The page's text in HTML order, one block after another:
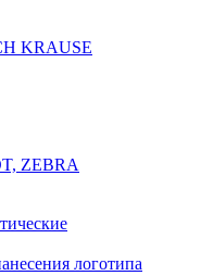
KRAUSE
ZEBRA
логотипа